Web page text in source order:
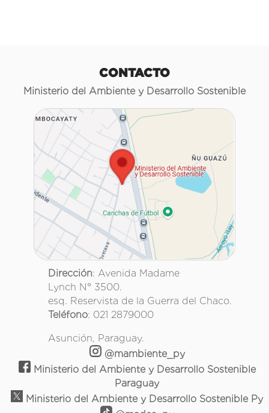
CONTACTO
Ministerio del Ambiente y Desarrollo Sostenible
Dirección: Avenida Madame
Lynch N° 3500.
esq. Reservista de la Guerra del Chaco.
Teléfono: 021 2879000
Asunción, Paraguay.
@mambiente_py
Ministerio del Ambiente y Desarrollo Sostenible
Paraguay
Ministerio del Ambiente y Desarrollo Sostenible Py